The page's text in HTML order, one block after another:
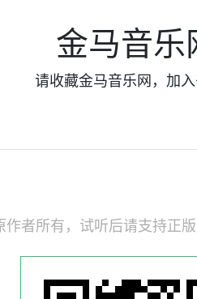
金马音乐
请收藏金马音乐网，加入
作者所有，试听后请支持正版